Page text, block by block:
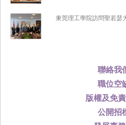
聯絡我
職位空
版權及免
公開招
東莞理工學院訪問聖若瑟